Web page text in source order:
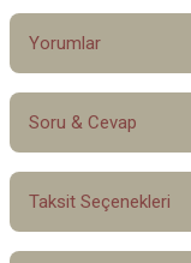
Yorumlar
Bu
Soru & Cevap
Ürün
Taksit Seçenekleri